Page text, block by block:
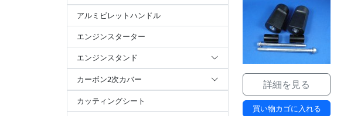
アルミビレットハンドル
エンジンスターター
エンジンスタンド
カーボン2次カバー
カッティングシート
詳細を見る
買い物カゴに入れる